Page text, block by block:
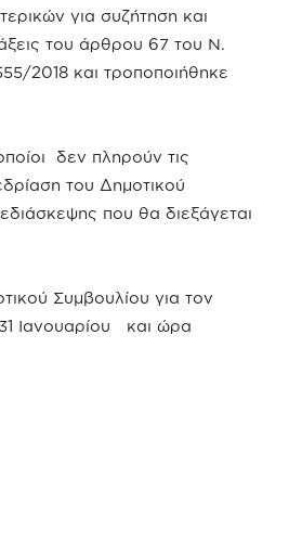
για συζήτηση και
του άρθρου 67 του Ν.
2018 και τροποποιήθηκε
δεν πληρούν τις
του Δημοτικού
που θα διεξάγεται
Συμβουλίου για τον
Ιανουαρίου και ώρα